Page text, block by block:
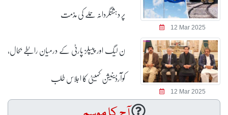
12 Mar 2025
پر دہشتگردانہ حملے کی مذمت
12 Mar 2025
ن لیگ اور پیپلز پارٹی کے درمیان رابطے بحال،
کوآرڈینیشن کمیٹی کا اجلاس طلب